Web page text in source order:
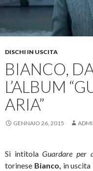
DISCHI IN USCITA
BIANCO,
L’ALBUM
ARIA”
GENNAIO 26, 2015
Si intitolaGuardare per
torinese Bianco, in